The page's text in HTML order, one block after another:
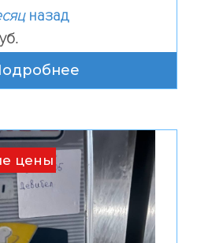
назад
цены